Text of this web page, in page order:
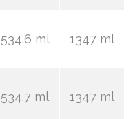
534.6 ml 1347 ml
534.7 ml 1347 ml